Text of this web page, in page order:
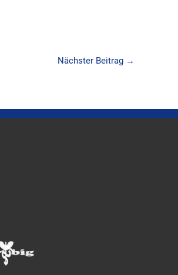
Nächster Beitrag →